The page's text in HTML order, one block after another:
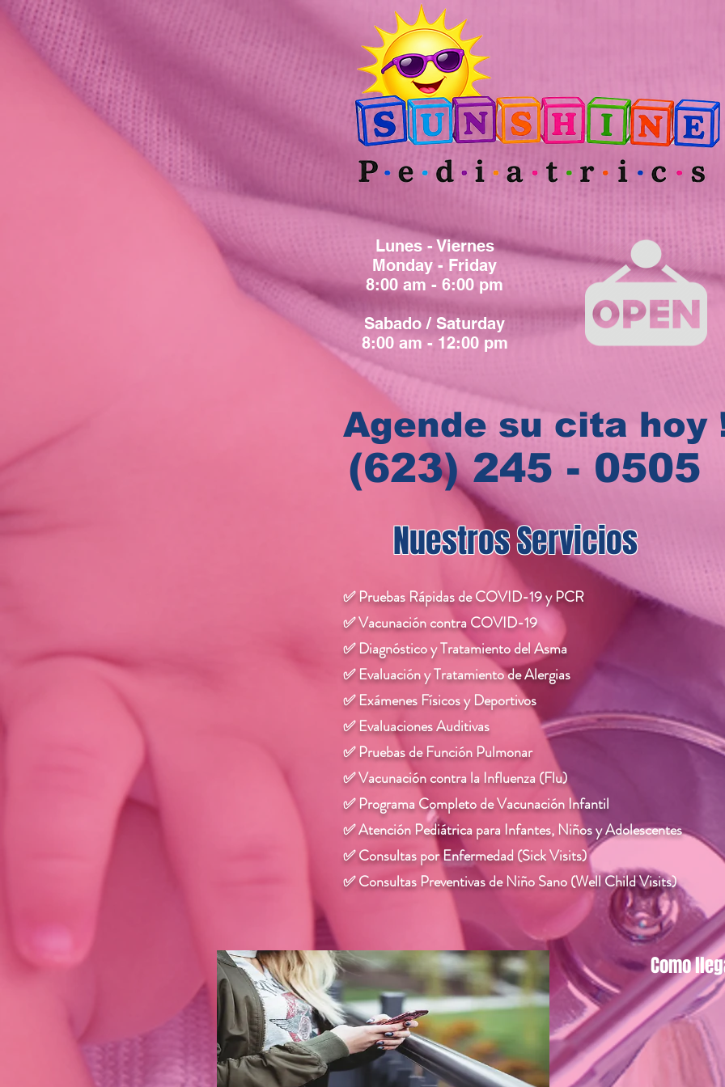
Lunes - Viernes
Monday - Friday
8:00 am - 6:00 pm
Sabado / Saturday
8:00 am - 12:00 pm
Agende su cita hoy
(623) 245 - 0505
Nuestros Servicios
✅ Pruebas Rápidas de COVID-19 y PCR
✅ Vacunación contra COVID-19
✅ Diagnóstico y Tratamiento del Asma
✅ Evaluación y Tratamiento de Alergias
✅ Exámenes Físicos y Deportivos
✅ Evaluaciones Auditivas
✅ Pruebas de Función Pulmonar
✅ Vacunación contra la Influenza (Flu)
✅ Programa Completo de Vacunación Infantil
✅ Atención Pediátrica para Infantes, Niños y Adolescentes
✅ Consultas por Enfermedad (Sick Visits)
✅ Consultas Preventivas de Niño Sano (Well Child Visits)
Como